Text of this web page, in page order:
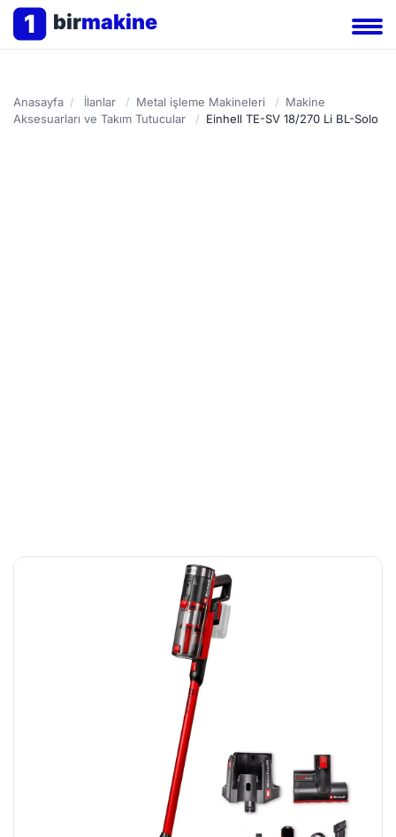
1 birmakine
Anasayfa / İlanlar / Metal işleme Makineleri / Makine
Aksesuarları ve Takım Tutucular
/ Einhell TE-SV 18/270 Li BL-Solo